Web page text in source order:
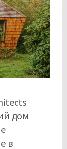
дом
в